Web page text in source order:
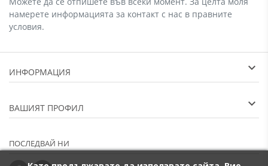
намерете информацията за контакт с нас в правните
условия.
ИНФОРМАЦИЯ
ВАШИЯТ ПРОФИЛ
ПОСЛЕДВАЙ НИ